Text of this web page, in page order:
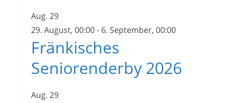
Aug. 29
29. August, 00:00- 6. September, 00:00
Fränkisches
Seniorenderby 2026
Aug. 29